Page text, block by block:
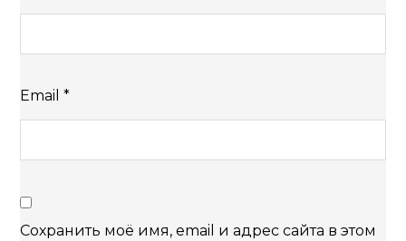
Email*
Сохранить моё имя, email и адрес сайта в этом